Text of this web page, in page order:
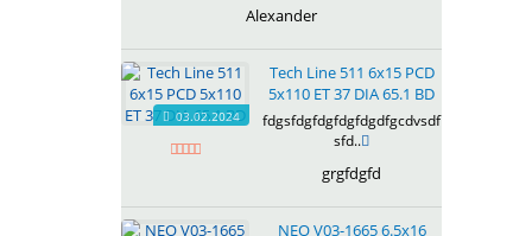
633
634
635
Alexander
03.02.2024
Tech Line 511 6x15 PCD
5x110 ET 37 DIA 65.1 BD
fdgsfdgfdgfdgfdgdfgcdvsdf
sfd..
grgfdgfd
NEO V03-1665 6.5x16